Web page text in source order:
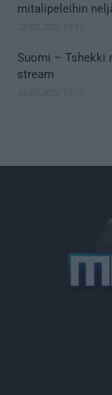
mitalipeleihin
Suomi – Tshekki
stream